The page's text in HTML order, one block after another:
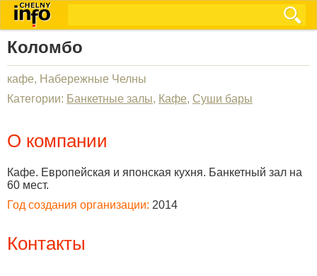
Коломбо
кафе, Набережные Челны
Категории: Банкетные залы, Кафе, Суши бары
О компании
Кафе. Европейская и японская кухня. Банкетный зал на
60 мест.
Год создания организации: 2014
Контакты